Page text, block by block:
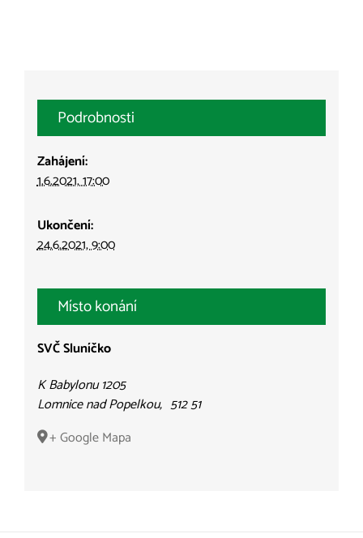
Podrobnosti
Zahájení:
1.6.2021, 17:00
Ukončení:
24.6.2021, 9:00
Místo konání
SVČ Sluníčko
K Babylonu 1205
Lomnice nad Popelkou, 512 51
+ Google Mapa